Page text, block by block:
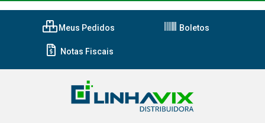
Meus Pedidos Boletos
Notas Fiscais